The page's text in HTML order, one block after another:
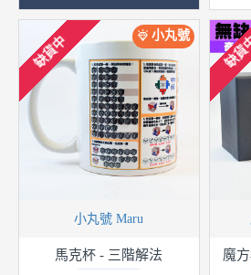
小丸號
缺貨中
小丸號 Maru
馬克杯 - 三階解法
缺
魔